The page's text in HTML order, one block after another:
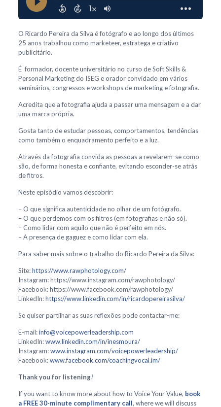
O Ricardo Pereira da Silva é fotógrafo e ao longo dos últimos
25 anos trabalhou como marketeer, estratega e criativo
publicitário.
É formador, docente universitário no curso de Soft Skills &
Personal Marketing do ISEG e orador convidado em vários
seminários, congressos e workshops de marketing e fotografia.
Acredita que a fotografia ajuda a passar uma mensagem e a dar
uma marca própria.
Gosta tanto de estudar pessoas, comportamentos, tendências
como também o enquadramento perfeito e a luz.
Através da fotografia convida as pessoas a revelarem-se como
são, de forma honesta e confiante, evitando esconder-se atrás
de fitros.
Neste episódio vamos descobrir:
– O que significa autenticidade no olhar de um fotógrafo.
– O que perdemos com os filtros (em fotografias e não só).
– Como lidar com aquilo que não é perfeito em nós.
– A presença de gaguez e como lidar com ela.
Para saber mais sobre o trabalho do Ricardo Pereira da Silva:
Site:https://www.rawphotology.com/
Instagram: https://www.instagram.com/rawphotology/
Facebook: https://www.facebook.com/rawphotology/
LinkedIn:https://www.linkedin.com/in/ricardopereirasilva/
Se quiser partilhar as suas reflexões pode contactar-me:
E-mail:info@voicepowerleadership.com
LinkedIn:www.linkedin.com/in/inesmoura/
Instagram:www.instagram.com/voicepowerleadership/
Facebook:www.facebook.com/coachingvocal.im/
Thank you for listening!
If you want to know more about how to Voice Your Value, book
a FREE 30-minute complimentary call, where we will discuss